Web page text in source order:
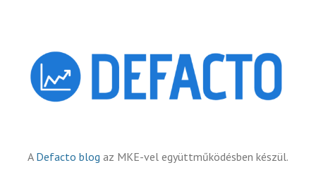
A Defacto blog az MKE-vel együttműködésben készül.